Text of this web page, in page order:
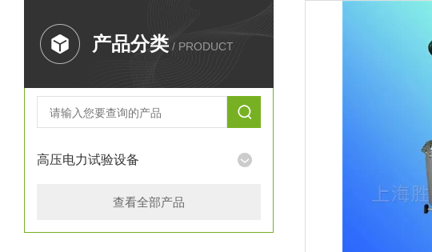
产品分类 / PRODUCT
高压电力试验设备
查看全部产品